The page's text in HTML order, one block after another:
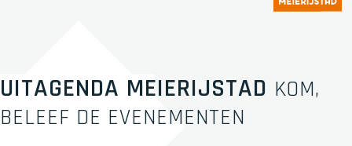
UITAGENDA MEIERIJSTAD KOM,
BELEEF DE EVENEMENTEN